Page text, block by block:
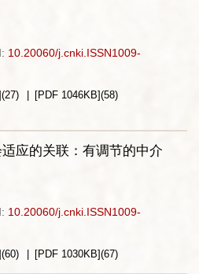
10.20060/j.cnki.ISSN1009-
(27) [PDF 1046KB](58)
应的关联：有调节的中介
10.20060/j.cnki.ISSN1009-
(60) [PDF 1030KB](67)